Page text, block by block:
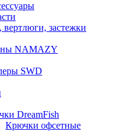
застежки
NAMAZY
SWD
DreamFish
Крючки офсетные